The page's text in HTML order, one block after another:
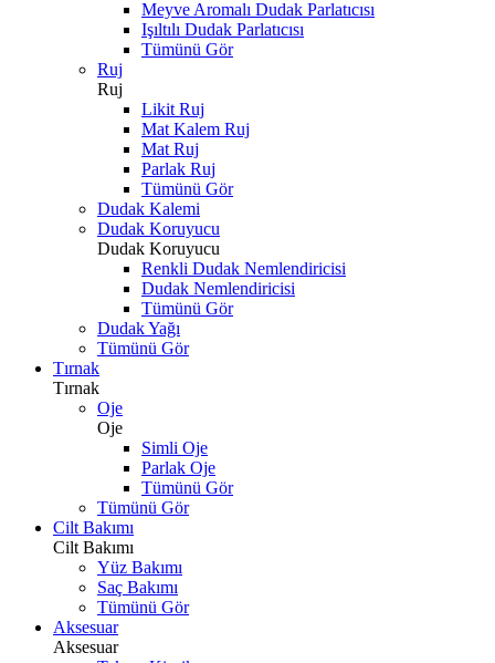
Meyve Aromalı Dudak Parlatıcısı
Işıltılı Dudak Parlatıcısı
Tümünü Gör
Ruj
Ruj
Likit Ruj
Mat Kalem Ruj
Mat Ruj
Parlak Ruj
Tümünü Gör
Dudak Kalemi
Dudak Koruyucu
Dudak Koruyucu
Renkli Dudak Nemlendiricisi
Dudak Nemlendiricisi
Tümünü Gör
Dudak Yağı
Tümünü Gör
Tırnak
Tırnak
Oje
Oje
Simli Oje
Parlak Oje
Tümünü Gör
Tümünü Gör
Cilt Bakımı
Cilt Bakımı
Yüz Bakımı
Saç Bakımı
Tümünü Gör
Aksesuar
Aksesuar